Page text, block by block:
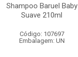
Shampoo Baruel Baby
Suave 210ml
Código: 107697
Embalagem: UN